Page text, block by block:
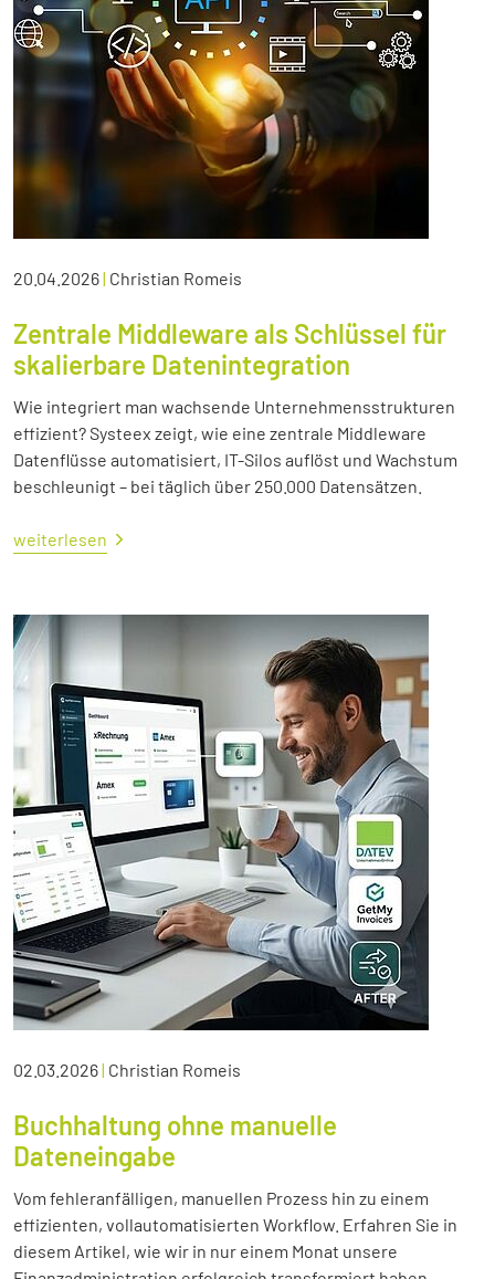
20.04.2026| Christian Romeis
Zentrale Middleware als Schlüssel für
skalierbare Datenintegration
Wie integriert man wachsende Unternehmensstrukturen
effizient? Systeex zeigt, wie eine zentrale Middleware
Datenflüsse automatisiert, IT-Silos auflöst und Wachstum
beschleunigt – bei täglich über 250.000 Datensätzen.
weiterlesen
02.03.2026| Christian Romeis
Buchhaltung ohne manuelle
Dateneingabe
Vom fehleranfälligen, manuellen Prozess hin zu einem
effizienten, vollautomatisierten Workflow. Erfahren Sie in
diesem Artikel, wie wir in nur einem Monat unsere